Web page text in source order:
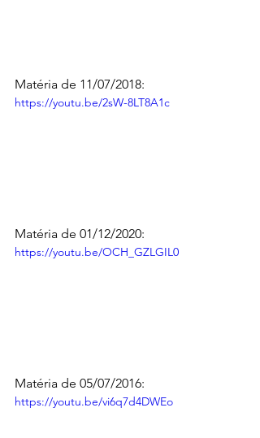
Matéria de 11/07/2018:
https://youtu.be/2sW-8LT8A1c
Matéria de 01/12/2020:
https://youtu.be/OCH_GZLGIL0
Matéria de 05/07/2016:
https://youtu.be/vi6q7d4DWEo